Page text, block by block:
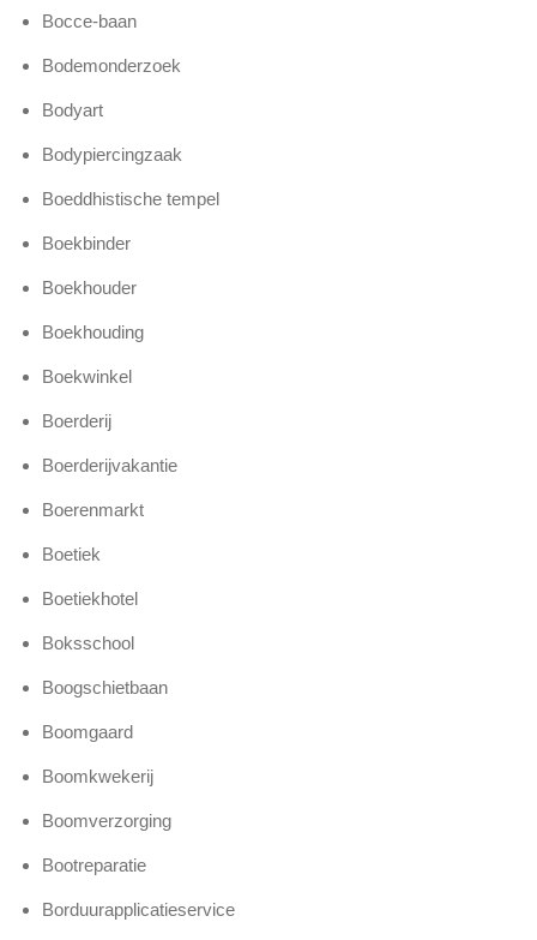
Bocce-baan
Bodemonderzoek
Bodyart
Bodypiercingzaak
Boeddhistische tempel
Boekbinder
Boekhouder
Boekhouding
Boekwinkel
Boerderij
Boerderijvakantie
Boerenmarkt
Boetiek
Boetiekhotel
Boksschool
Boogschietbaan
Boomgaard
Boomkwekerij
Boomverzorging
Bootreparatie
Borduurapplicatieservice